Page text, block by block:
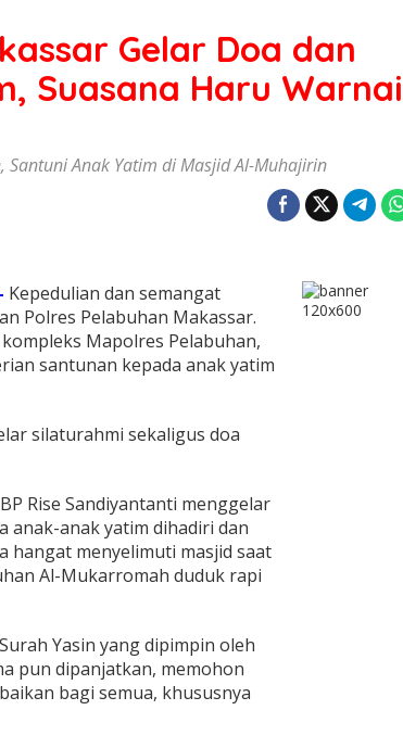
Gelar Doa dan
Suasana Haru Warnai
Santuni Anak Yatim di Masjid Al-Muhajirin
Kepedulian dan semangat
Polres Pelabuhan Makassar.
Mapolres Pelabuhan,
santunan kepada anak yatim
silaturahmi sekaligus doa
Rise Sandiyantanti menggelar
anak-anak yatim dihadiri dan
hangat menyelimuti masjid saat
Al-Mukarromah duduk rapi
Yasin yang dipimpin oleh
pun dipanjatkan, memohon
bagi semua, khususnya